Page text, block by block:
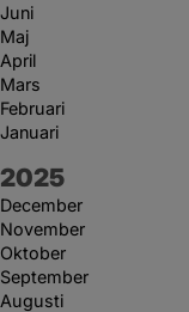
Juni
Maj
April
Mars
Februari
Januari
År:
2025
December
November
Oktober
September
Augusti